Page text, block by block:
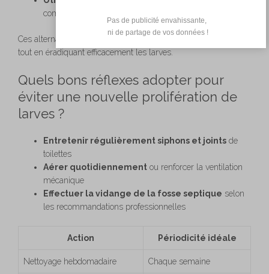
compatibles fosse septique
Ces alternatives préservent l’équilibre microbien du système
tout en éradiquant efficacement les larves.
Quels bons réflexes adopter pour
éviter une nouvelle prolifération de
larves ?
Entretenir régulièrement siphons et joints de
toilettes
Aérer quotidiennement ou renforcer la ventilation
mécanique
Effectuer la vidange de la fosse septique selon
les recommandations professionnelles
Action Périodicité idéale
Nettoyage hebdomadaire Chaque semaine
Pas de publicité envahissante,
ni de partage de vos données !